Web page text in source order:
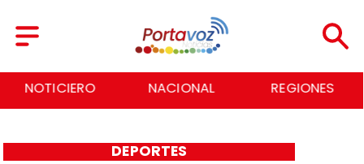
NACIONAL REGIONES ECONOMÍA
DEPORTES